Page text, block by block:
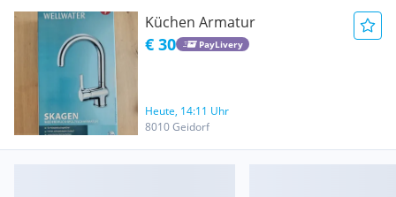
Küchen Armatur
€ 30 PayLivery
Heute, 14:11 Uhr
8010 Geidorf